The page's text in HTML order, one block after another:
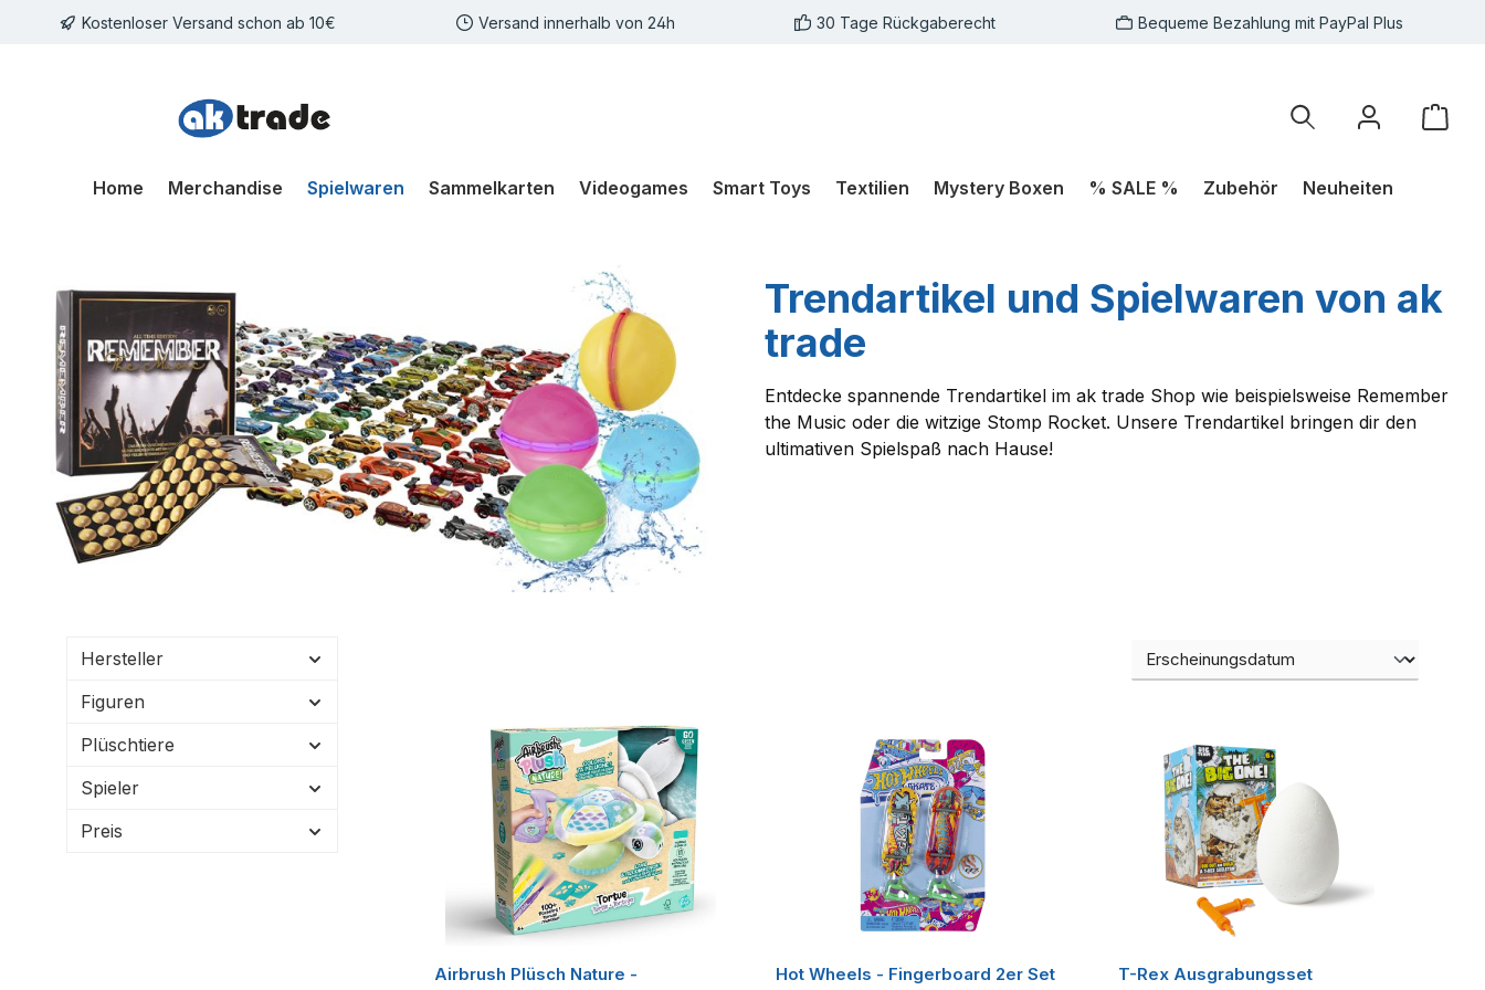
Hauptinhalt springen
Zur Suche springen
Zur Hauptnavigation springen
Kostenloser Versand schon ab 10€ Versand innerhalb von 24h 30 Tage Rückgaberecht Bequeme Bezahlung mit PayPal Plus
Home Merchandise Spielwaren Sammelkarten Videogames Smart Toys Textilien Mystery Boxen % SALE % Zubehör Neuheiten
Trendartikel und Spielwaren von ak
trade
Entdecke spannende Trendartikel im ak trade Shop wie beispielsweise Remember
the Music oder die witzige Stomp Rocket. Unsere Trendartikel bringen dir den
ultimativen Spielspaß nach Hause!
Hersteller
Figuren
Plüschtiere
Spieler
Preis
Airbrush Plüsch Nature -
Hot Wheels - Fingerboard 2er Set T-Rex Ausgrabungsset